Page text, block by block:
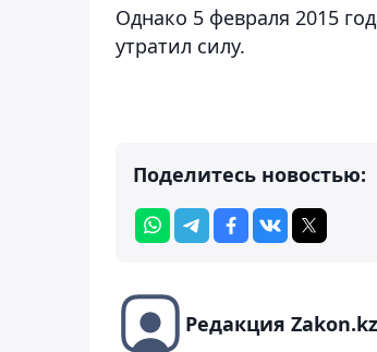
Однако 5 февраля 2015
утратил силу.
Поделитесь новостью:
Редакция Zakon.kz